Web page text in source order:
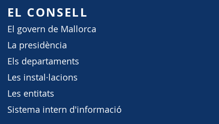
EL CONSELL
El govern de Mallorca
La presidència
Els departaments
Les instal·lacions
Les entitats
Sistema intern d'informació